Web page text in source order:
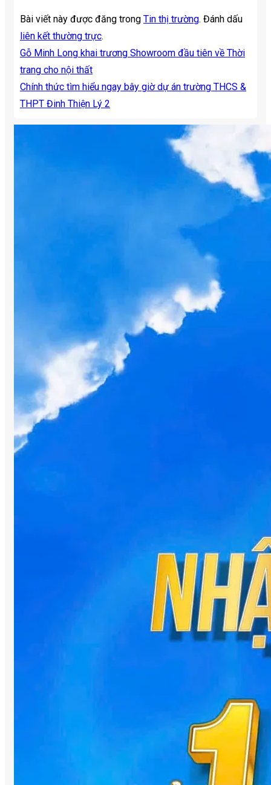
Bài viết này được đăng trong Tin thị trường. Đánh dấu
liên kết thường trực.
Gỗ Minh Long khai trương Showroom đầu tiên về Thời
trang cho nội thất
Chính thức tìm hiểu ngay bây giờ dự án trường THCS &
THPT Đinh Thiện Lý 2